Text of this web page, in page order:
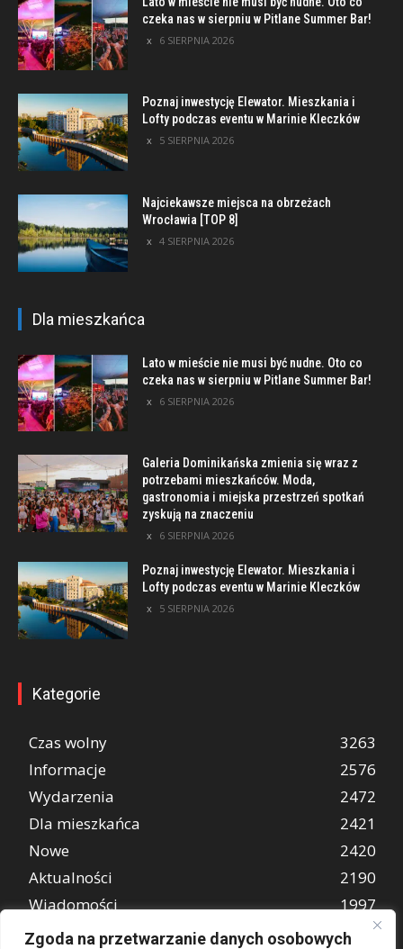
Zgoda na przetwarzanie danych osobowych
czeka nas w sierpniu w Pitlane Summer Bar!
6 SIERPNIA 2026
Poznaj inwestycję Elewator. Mieszkania i
Lofty podczas eventu w Marinie Kleczków
5 SIERPNIA 2026
Najciekawsze miejsca na obrzeżach
Wrocławia [TOP 8]
4 SIERPNIA 2026
Dla mieszkańca
Lato w mieście nie musi być nudne. Oto co
czeka nas w sierpniu w Pitlane Summer Bar!
6 SIERPNIA 2026
Galeria Dominikańska zmienia się wraz z
potrzebami mieszkańców. Moda,
gastronomia i miejska przestrzeń spotkań
zyskują na znaczeniu
6 SIERPNIA 2026
Poznaj inwestycję Elewator. Mieszkania i
Lofty podczas eventu w Marinie Kleczków
5 SIERPNIA 2026
Kategorie
Czas wolny
3263
Informacje
2576
Wydarzenia
2472
Dla mieszkańca
2421
Nowe
2420
Aktualności
2190
Wiadomości
1997
REKLAMA
849